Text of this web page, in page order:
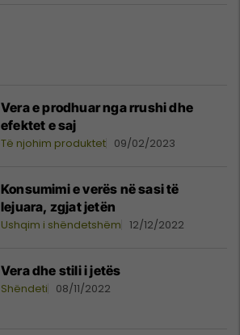
Vera e prodhuar nga rrushi dhe
efektet e saj
Të njohim produktet 09/02/2023
Konsumimi e verës në sasi të
lejuara, zgjat jetën
Ushqim i shëndetshëm 12/12/2022
Vera dhe stili i jetës
Shëndeti 08/11/2022